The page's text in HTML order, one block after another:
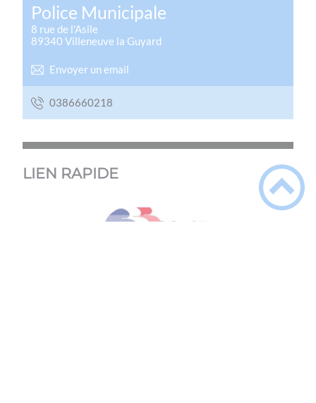
Police Municipale
8 rue de l'Asile
89340 Villeneuve la Guyard
Envoyer un email
8120666830
LIEN RAPIDE